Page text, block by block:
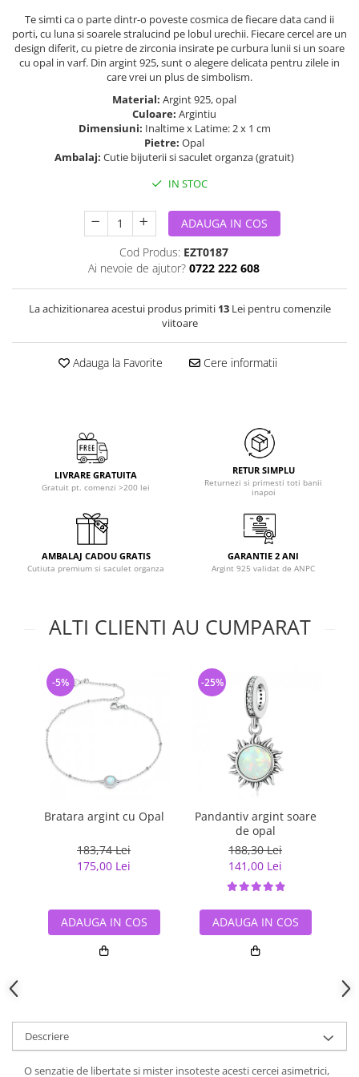
Te simti ca o parte dintr-o poveste cosmica de fiecare data cand ii
porti, cu luna si soarele stralucind pe lobul urechii. Fiecare cercel are un
design diferit, cu pietre de zirconia insirate pe curbura lunii si un soare
cu opal in varf. Din argint 925, sunt o alegere delicata pentru zilele in
care vrei un plus de simbolism.
Material: Argint 925, opal
Culoare: Argintiu
Dimensiuni: Inaltime x Latime: 2 x 1 cm
Pietre: Opal
Ambalaj: Cutie bijuterii si saculet organza (gratuit)
IN STOC
ADAUGA IN COS
Cod Produs: EZT0187
Ai nevoie de ajutor? 0722 222 608
La achizitionarea acestui produs primiti 13Lei pentru comenzile
viitoare
Adauga la Favorite Cere informatii
LIVRARE GRATUITA
Gratuit pt. comenzi >200 lei
RETUR SIMPLU
Returnezi si primesti toti banii
inapoi
AMBALAJ CADOU GRATIS
Cutiuta premium si saculet organza
GARANTIE 2 ANI
Argint 925 validat de ANPC
ALTI CLIENTI AU CUMPARAT
Bratara argint cu Opal
183,74 Lei
175,00 Lei
-5%
ADAUGA IN COS
Pandantiv argint soare
de opal
188,30 Lei
141,00 Lei
-25%
ADAUGA IN COS
Descriere
O senzatie de libertate si mister insoteste acesti cercei asimetrici,